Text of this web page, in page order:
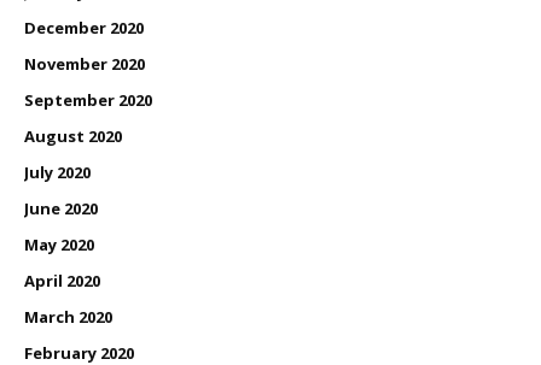
December 2020
November 2020
September 2020
August 2020
July 2020
June 2020
May 2020
April 2020
March 2020
February 2020